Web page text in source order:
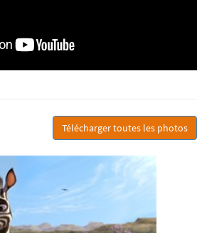
Télécharger toutes les photos